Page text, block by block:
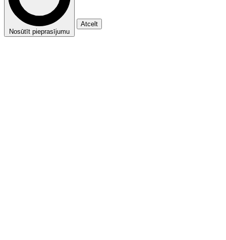
Nosūtīt pieprasījumu
Atcelt